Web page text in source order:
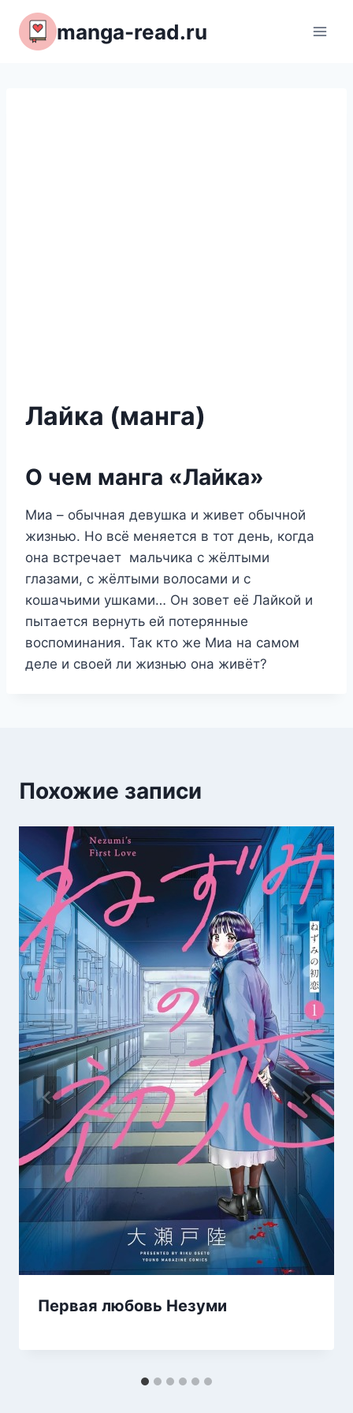
Перейти
содержимому
manga-read.ru
Лайка (манга)
О чем манга «Лайка»
Миа – обычная девушка и живет обычной
жизнью. Но всё меняется в тот день, когда
она встречает мальчика с жёлтыми
глазами, с жёлтыми волосами и с
кошачьими ушками… Он зовет её Лайкой и
пытается вернуть ей потерянные
воспоминания. Так кто же Миа на самом
деле и своей ли жизнью она живёт?
Похожие записи
Первая любовь Незуми